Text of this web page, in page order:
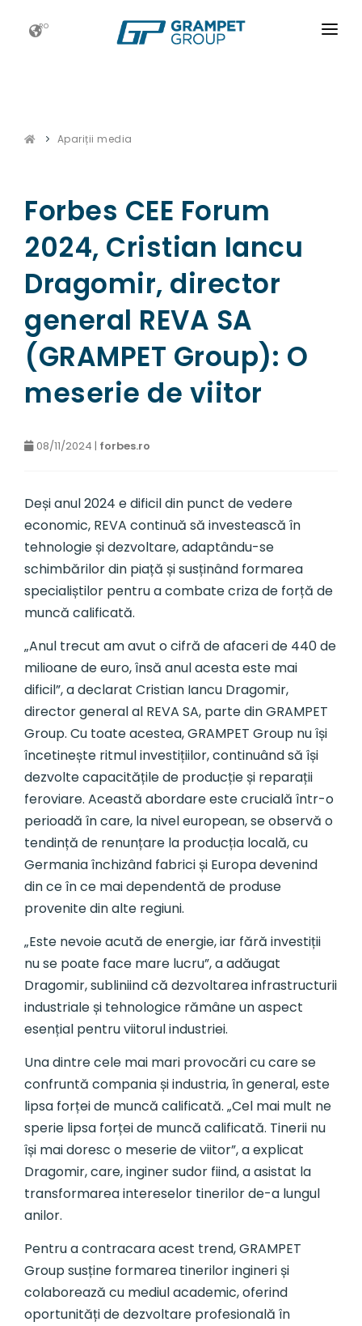
RO
NOUTATI
ESG
CONTACT
Apariții media
Forbes CEE Forum
2024, Cristian Iancu
Dragomir, director
general REVA SA
(GRAMPET Group): O
meserie de viitor
08/11/2024 | forbes.ro
Deși anul 2024 e dificil din punct de vedere
economic, REVA continuă să investească în
tehnologie și dezvoltare, adaptându-se
schimbărilor din piață și susținând formarea
specialiștilor pentru a combate criza de forță de
muncă calificată.
„Anul trecut am avut o cifră de afaceri de 440 de
milioane de euro, însă anul acesta este mai
dificil”, a declarat Cristian Iancu Dragomir,
director general al REVA SA, parte din GRAMPET
Group. Cu toate acestea, GRAMPET Group nu își
încetinește ritmul investițiilor, continuând să își
dezvolte capacitățile de producție și reparații
feroviare. Această abordare este crucială într-o
perioadă în care, la nivel european, se observă o
tendință de renunțare la producția locală, cu
Germania închizând fabrici și Europa devenind
din ce în ce mai dependentă de produse
provenite din alte regiuni.
„Este nevoie acută de energie, iar fără investiții
nu se poate face mare lucru”, a adăugat
Dragomir, subliniind că dezvoltarea infrastructurii
industriale și tehnologice rămâne un aspect
esențial pentru viitorul industriei.
Una dintre cele mai mari provocări cu care se
confruntă compania și industria, în general, este
lipsa forței de muncă calificată. „Cel mai mult ne
sperie lipsa forței de muncă calificată. Tinerii nu
își mai doresc o meserie de viitor”, a explicat
Dragomir, care, inginer sudor fiind, a asistat la
transformarea intereselor tinerilor de-a lungul
anilor.
Pentru a contracara acest trend, GRAMPET
Group susține formarea tinerilor ingineri și
colaborează cu mediul academic, oferind
oportunități de dezvoltare profesională în